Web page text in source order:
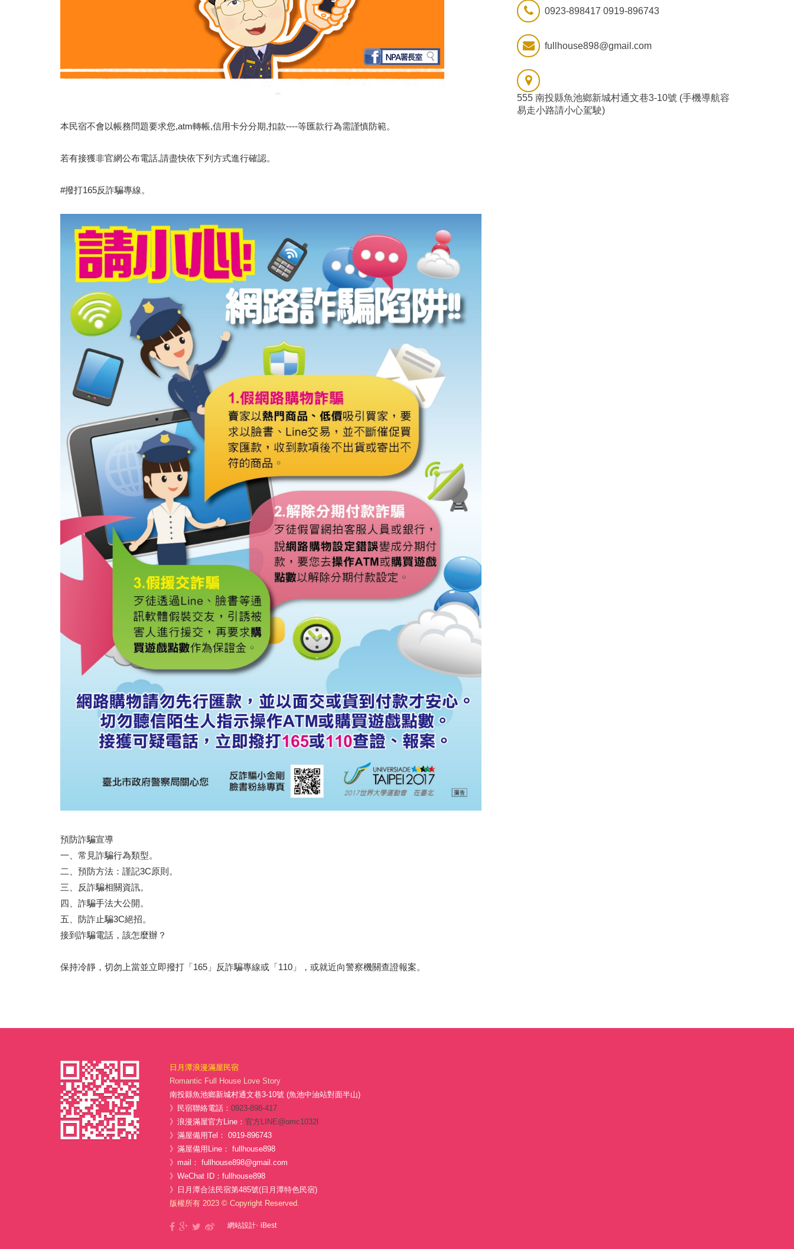
本民宿不會以帳務問題要求您,atm轉帳,信用卡分分期,扣款----等匯款行為需謹慎防範。
若有接獲非官網公布電話,請盡快依下列方式進行確認。
#撥打165反詐騙專線。
預防詐騙宣導
一、常見詐騙行為類型。
二、預防方法：謹記3C原則。
三、反詐騙相關資訊。
四、詐騙手法大公開。
五、防詐止騙3C絕招。
接到詐騙電話，該怎麼辦？
保持冷靜，切勿上當並立即撥打「165」反詐騙專線或「110」，或就近向警察機關查證報案。
0923-898417 0919-896743
fullhouse898@gmail.com
555 南投縣魚池鄉新城村通文巷3-10號 (手機導航容
易走小路請小心駕駛)
日月潭浪漫滿屋民宿
Romantic Full House Love Story
南投縣魚池鄉新城村通文巷3-10號 (魚池中油站對面半山)
》民宿聯絡電話： 0923-898-417
》浪漫滿屋官方Line： 官方LINE@omc1032l
》滿屋備用Tel： 0919-896743
》滿屋備用Line： fullhouse898
》mail： fullhouse898@gmail.com
》WeChat ID：fullhouse898
》日月潭合法民宿第485號(日月潭特色民宿)
版權所有 2023 © Copyright Reserved.
網站設計‧ iBest